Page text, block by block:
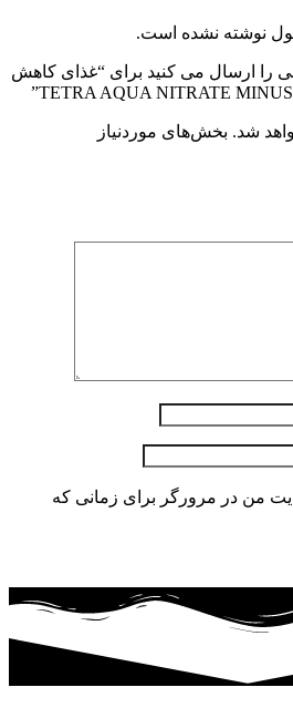
نوشته نشده است.
را ارسال می کنید برای “غذای کاهش
شد. بخش‌های موردنیاز
من در مرورگر برای زمانی که